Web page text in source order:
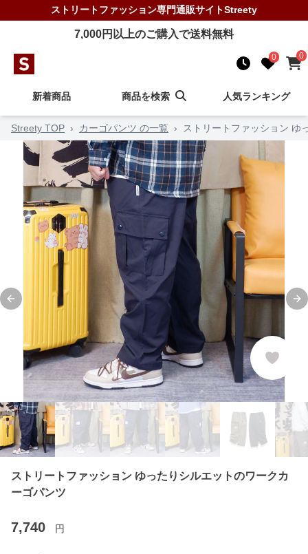
ストリートファッション専門通販サイトStreety
7,000円以上のご購入で送料無料
0 0
新着商品 商品を検索 人気ランキング
Streety TOP › カーゴパンツ の一覧 › ストリートファッション ゆ
Previous slide
ストリートファッション ゆったりシルエットのワークカ
ーゴパンツ
7,740 円